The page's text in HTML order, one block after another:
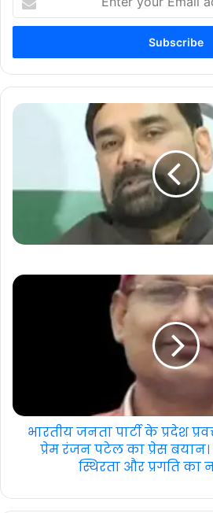
your
Email
भारतीय जनता पार्टी के प्रदेश
प्रेम रंजन पटेल का प्रेस
स्थिरता और प्रगति का